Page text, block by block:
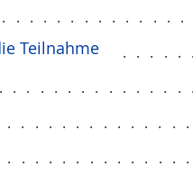
Teilnahme